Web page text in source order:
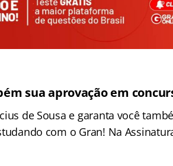
sua aprovação em
de Sousa e garanta você
com o Gran! Na